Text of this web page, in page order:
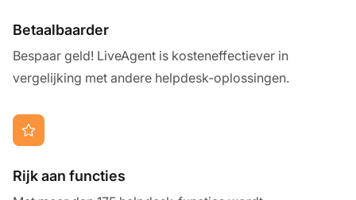
Betaalbaarder
Bespaar geld! LiveAgent is kosteneffectiever in
vergelijking met andere helpdesk-oplossingen.
Rijk aan functies